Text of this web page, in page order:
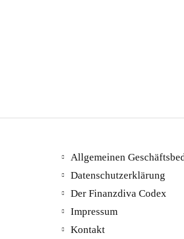
Allgemeinen
Datenschutzerklärung
Der Finanzdiva Codex
Impressum
Kontakt